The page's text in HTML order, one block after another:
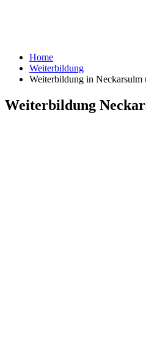
Home
Weiterbildung
Weiterbildung in Neckarsulm
Weiterbildung